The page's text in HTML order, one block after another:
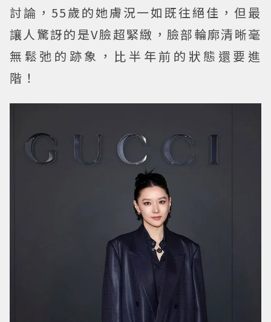
討論，55歲的她膚況一如既往絕佳，但最
讓人驚訝的是V臉超緊緻，臉部輪廓清晰毫
無鬆弛的跡象，比半年前的狀態還要進
階！